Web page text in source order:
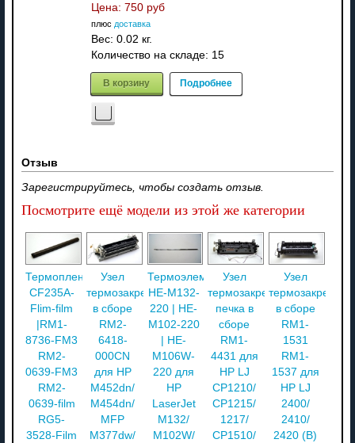
Цена: 750 руб
плюс доставка
Вес: 0.02 кг.
Количество на складе: 15
В корзину Подробнее
Отзыв
Зарегистрируйтесь, чтобы создать отзыв.
Посмотрите ещё модели из этой же категории
Термопленка
CF235A-
Flim-film
|RM1-
8736-FM3
RM2-
0639-FM3
RM2-
0639-film
RG5-
3528-Film
Узел
термозакрепления
в сборе
RM2-
6418-
000CN
для HP
M452dn/
M454dn/
MFP
M377dw/
Термоэлемент
HE-M132-
220 | HE-
M102-220
| HE-
M106W-
220 для
HP
LaserJet
M132/
M102W/
Узел
термозакрепления
печка в
сборе
RM1-
4431 для
HP LJ
CP1210/
CP1215/
1217/
CP1510/
Узел
в сборе
RM1-
1531
RM1-
1537 для
HP LJ
2400/
2410/
2420 (В)